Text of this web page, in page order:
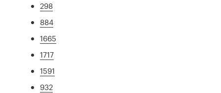
298
884
1665
1717
1591
932